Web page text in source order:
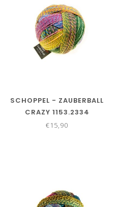
SCHOPPEL - ZAUBERBALL
CRAZY 1153.2334
€15,90